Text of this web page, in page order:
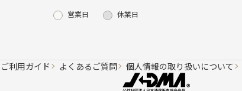
営業日 休業日
ご利用ガイド よくあるご質問 個人情報の取り扱いについて